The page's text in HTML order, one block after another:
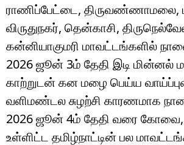
ராணிப்பேட்டை, திருவண்ணாமலை,
விருதுநகர், தென்காசி,
கன்னியாகுமரி மாவட்டங்களில்
2026 ஜூன் 3ம் தேதி இடி மின்னல்
காற்றுடன் கன மழை பெய்ய
வளிமண்டல சுழற்சி காரணமாக
2026 ஜூன் 4ம் தேதி வரை கோவை,
உள்ளிட்ட தமிழ்நாட்டின் பல